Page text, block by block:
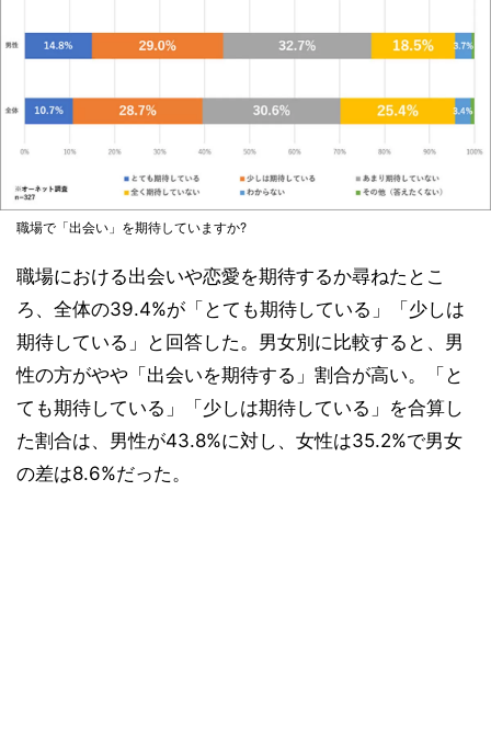
職場で「出会い」を期待していますか?
職場における出会いや恋愛を期待するか尋ねたとこ
ろ、全体の39.4%が「とても期待している」「少しは
期待している」と回答した。男女別に比較すると、男
性の方がやや「出会いを期待する」割合が高い。「と
ても期待している」「少しは期待している」を合算し
た割合は、男性が43.8%に対し、女性は35.2%で男女
の差は8.6%だった。